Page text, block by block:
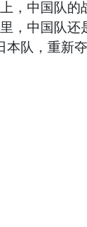
，中国队
，中国队
队，重新夺